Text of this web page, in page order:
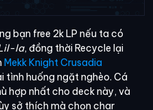
bạn free 2k LP nếu ta có
la, đồng thời Recycle lại
Mekk Knight Crusadia
tình huống ngặt nghèo. Cá
hợp nhất cho deck này, và
sở thích mà chọn char